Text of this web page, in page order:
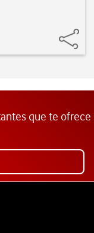
que te ofrece